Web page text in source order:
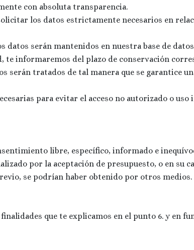
con absoluta transparencia.
los datos estrictamente necesarios en
serán mantenidos en nuestra base de
informaremos del plazo de conservación
tratados de tal manera que se garantice
para evitar el acceso no autorizado o
libre, específico, informado e
por la aceptación de presupuesto, o en su
se podrían haber obtenido por otros medios.
que te explicamos en el punto 6. y en